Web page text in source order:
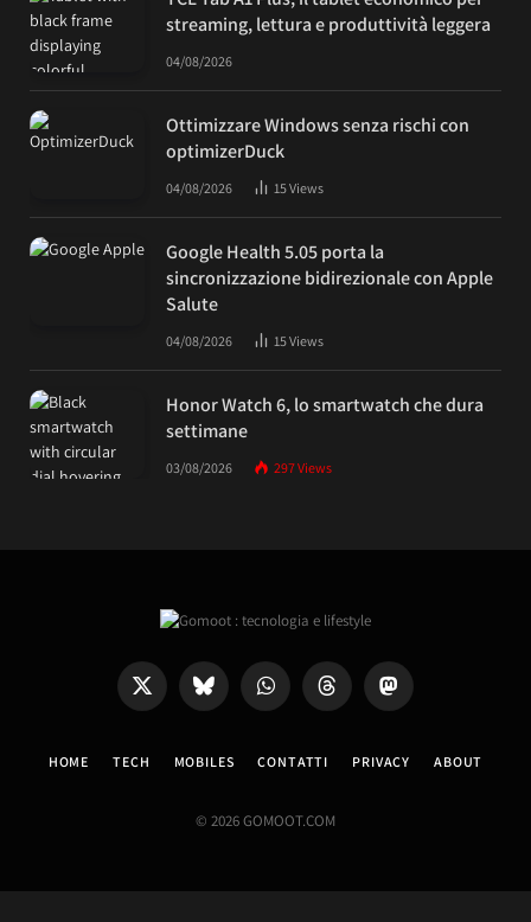
streaming, lettura e produttività leggera
04/08/2026
Ottimizzare Windows senza rischi con
optimizerDuck
04/08/2026 15Views
Google Health 5.05 porta la
sincronizzazione bidirezionale con Apple
Salute
04/08/2026 15Views
Honor Watch 6, lo smartwatch che dura
settimane
03/08/2026 297Views
X
Bluesky WhatsAppThreads Mastodon
HOME TECH MOBILES CONTATTI PRIVACY ABOUT
© 2026 GOMOOT.COM